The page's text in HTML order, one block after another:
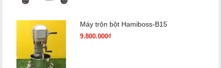
Máy trộn bột Hamiboss-B15
9.800.000₫